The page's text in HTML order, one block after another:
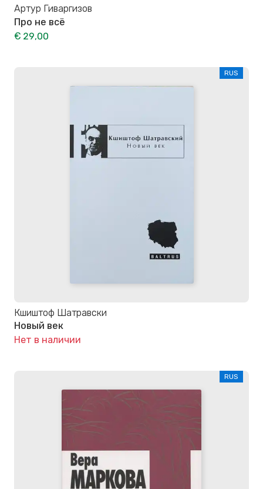
Артур Гиваргизов
Про не всё
€ 29,00
RUS
Кшиштоф Шатравски
Новый век
Нет в наличии
RUS